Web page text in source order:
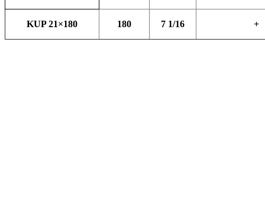
KUP 21×180 180 7 1/16 +